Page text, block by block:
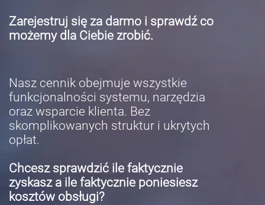
Zarejestruj się za darmo i sprawdź co
możemy dla Ciebie zrobić.
Nasz cennik obejmuje wszystkie
funkcjonalności systemu, narzędzia
oraz wsparcie klienta. Bez
skomplikowanych struktur i ukrytych
opłat.
Chcesz sprawdzić ile faktycznie
zyskasz a ile faktycznie poniesiesz
kosztów obsługi?